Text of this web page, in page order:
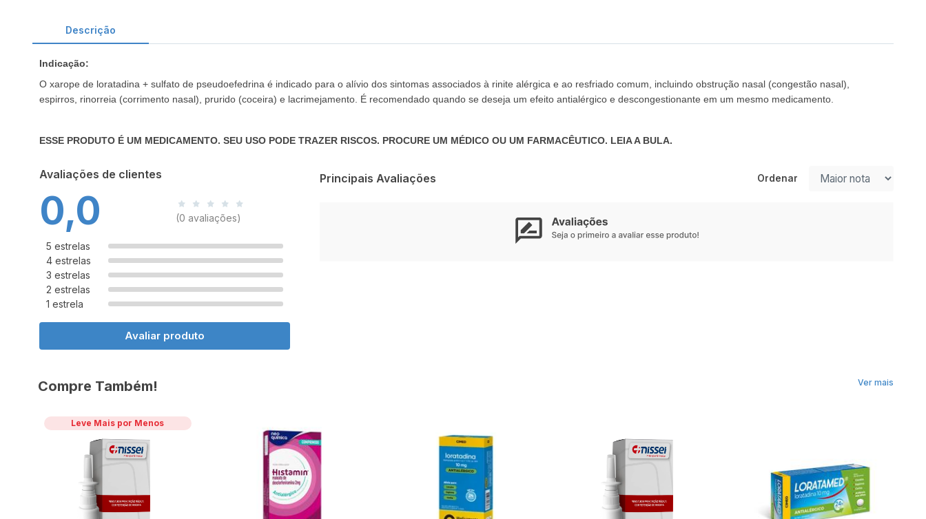
Descrição
Indicação:
O xarope de loratadina + sulfato de pseudoefedrina é indicado para o alívio dos sintomas associados à rinite alérgica e ao resfriado comum, incluindo obstrução nasal (congestão nasal),
espirros, rinorreia (corrimento nasal), prurido (coceira) e lacrimejamento. É recomendado quando se deseja um efeito antialérgico e descongestionante em um mesmo medicamento.
ESSE PRODUTO É UM MEDICAMENTO. SEU USO PODE TRAZER RISCOS. PROCURE UM MÉDICO OU UM FARMACÊUTICO. LEIA A BULA.
Avaliações de clientes
0,0 (0 avaliações)
5 estrelas
4 estrelas
3 estrelas
2 estrelas
1 estrela
Avaliar produto
Principais Avaliações Ordenar
Ver mais
Compre Também!
Leve Mais por Menos